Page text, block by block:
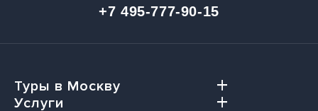
+7 495-777-90-15
Туры в Москву
Услуги